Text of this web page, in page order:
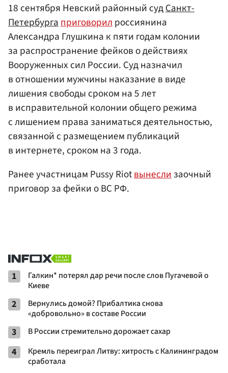
18 сентября Невский районный судСанкт-
Петербургаприговорилроссиянина
Александра Глушкина к пяти годам колонии
за распространение фейков о действиях
Вооруженных сил России. Суд назначил
в отношении мужчины наказание в виде
лишения свободы сроком на 5 лет
в исправительной колонии общего режима
с лишением права заниматься деятельностью,
связанной с размещением публикаций
в интернете, сроком на 3 года.
Ранее участницам Pussy Riotвынеслизаочный
приговор за фейки о ВС РФ.
1
Галкин* потерял дар речи после слов Пугачевой о
Киеве
2
Вернулись домой? Прибалтика снова
«добровольно» в составе России
3 В России стремительно дорожает сахар
4
Кремль переиграл Литву: хитрость с Калининградом
сработала